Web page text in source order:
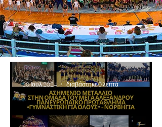
20 Ιουλ 2024 διαβάστηκε 0 λεπτά